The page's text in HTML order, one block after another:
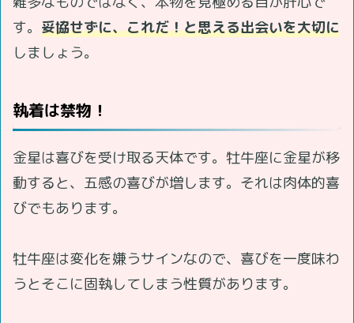
す。 妥協せずに、これだ！と思える出会いを大切に
しましょう。
執着は禁物！
金星は喜びを受け取る天体です。牡牛座に金星が移
動すると、五感の喜びが増します。それは肉体的喜
びでもあります。
牡牛座は変化を嫌うサインなので、喜びを一度味わ
うとそこに固執してしまう性質があります。